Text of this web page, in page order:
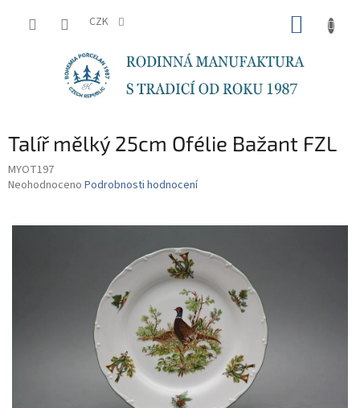
CZK
Talíř mělký 25cm Ofélie Bažant FZL
MYOT197
Průměrné
je
Neohodnoceno Podrobnosti hodnocení